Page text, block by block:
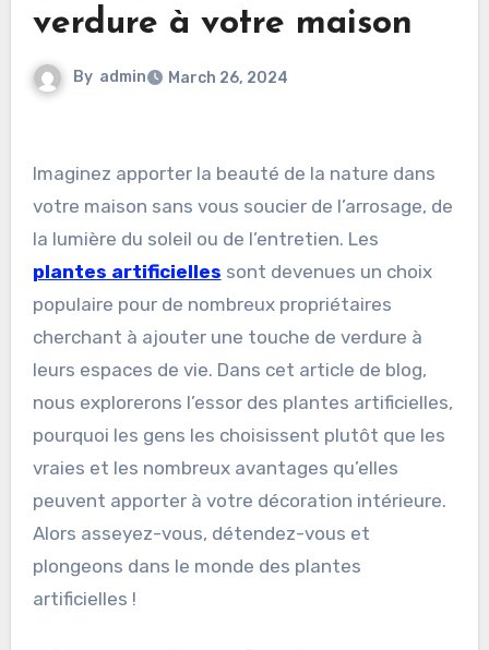
verdure à votre maison
By admin March 26, 2024
Imaginez apporter la beauté de la nature dans
votre maison sans vous soucier de l’arrosage, de
la lumière du soleil ou de l’entretien. Les
plantes artificielles sont devenues un choix
populaire pour de nombreux propriétaires
cherchant à ajouter une touche de verdure à
leurs espaces de vie. Dans cet article de blog,
nous explorerons l’essor des plantes artificielles,
pourquoi les gens les choisissent plutôt que les
vraies et les nombreux avantages qu’elles
peuvent apporter à votre décoration intérieure.
Alors asseyez-vous, détendez-vous et
plongeons dans le monde des plantes
artificielles !